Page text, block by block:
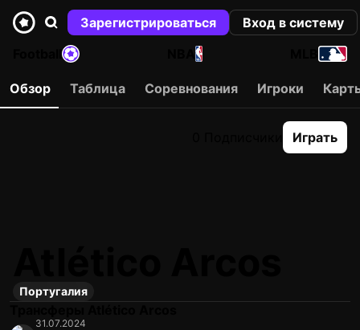
Зарегистрироваться
Вход в систему
NBA
Обзор Таблица Соревнования Игроки
Играть
Португалия
31.07.2024